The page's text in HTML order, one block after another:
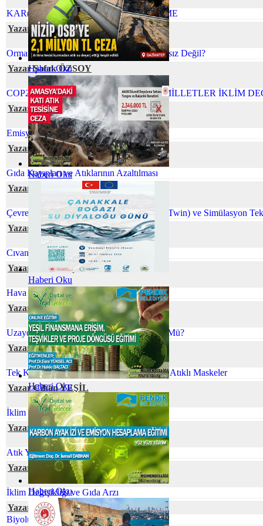
Haberi Oku
Haberi Oku
Haberi Oku
Haberi Oku
Haberi Oku
KAR(BON)DA YÜRÜ İZİNİ BELLİ ETME
Yazar Tuğçe ERVAN
Orman Yangınlarını Önlemek Neden İmkansız Değil?
Yazar Şafak ÖZSOY
COP26 NEDEN ÖNEMLİ BİRLEŞMİŞ MİLLETLER İKLİM
Yazar Ferhat ELÇİ
Emisyon Nedir? Emisyon Ölçümü Nedir?
Yazar Dr. Hülya GÜNAY
Gıda Kayıpları ve Atıklarının Azaltılması
Yazar Tuğba KAKTİMUR
Çevre Mühendisliğinde Dijital İkiz (Digital Twin) ve Simülasyon
Yazar Neslihan BOYACILAR
Cıvanın Taşınabilir Tür Pillerdeki Öyküsü
Yazar Senanur ÇEVRE
Hava Kirliliğinin Plasentaya Etkisi
Yazar Ömür TEMİZEL
Uzaydaki Atıklarla Başa Çıkmak Mümkün Mü?
Yazar Gökhan TUFAN
Tek Kullanımlık Maskeler Yerine Minimum Atıklı Maskeler
Yazar Cihan YEŞİL
İklim Değişmesine Karşı Talep Hassasiyeti
Yazar İlkim YİĞİT
Atık Yönetiminde Çevre Mühendisi
Yazar Prof. Dr. Zeynep ZAİMOĞLU
İklim Değişikliği ve Gıda Arzı
Yazar Elif Naz COŞKUN
Biyolüminesans: Parıldayan Canlılar